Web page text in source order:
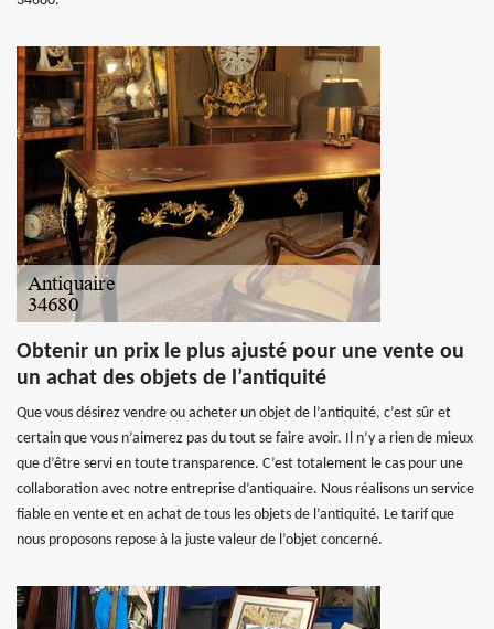
Obtenir un prix le plus ajusté pour une vente ou
un achat des objets de l’antiquité
Que vous désirez vendre ou acheter un objet de l’antiquité, c’est sûr et
certain que vous n’aimerez pas du tout se faire avoir. Il n’y a rien de mieux
que d’être servi en toute transparence. C’est totalement le cas pour une
collaboration avec notre entreprise d’antiquaire. Nous réalisons un service
fiable en vente et en achat de tous les objets de l’antiquité. Le tarif que
nous proposons repose à la juste valeur de l’objet concerné.